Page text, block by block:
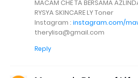
MACAM CHE TA BERSAMA
RYSYA SKINCARE LY Toner
Instagram : instagram.com/
therylisa@gmail.com
Reply